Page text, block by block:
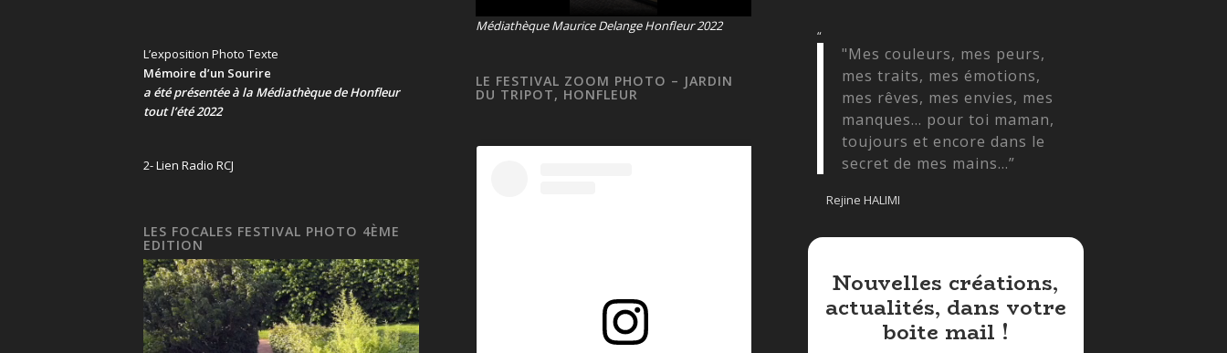
L’exposition Photo Texte
Mémoire d’un Sourire
a été présentéeà la Médiathèque de Honfleur
tout l’été 2022
2- Lien Radio RCJ
LES FOCALES FESTIVAL PHOTO 4ÈME
EDITION
Médiathèque Maurice Delange Honfleur 2022
LE FESTIVAL ZOOM PHOTO – JARDIN
DU TRIPOT, HONFLEUR
“
"Mes couleurs, mes peurs,
mes traits, mes émotions,
mes rêves, mes envies, mes
manques... pour toi maman,
toujours et encore dans le
secret de mes mains...”
Rejine HALIMI
Nouvelles créations,
actualités, dans votre
boite mail !